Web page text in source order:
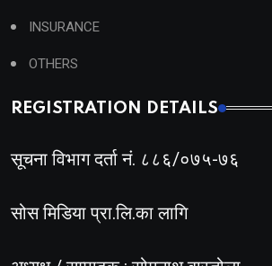
INSURANCE
OTHERS
REGISTRATION DETAILS
सूचना विभाग दर्ता नं. ८८६/०७५-७६
सोस मिडिया प्रा.लि.का लागि